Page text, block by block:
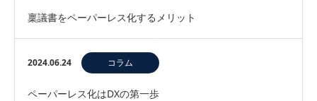
稟議書をペーパーレス化するメリット
2024.06.24 コラム
ペーパーレス化はDXの第一歩